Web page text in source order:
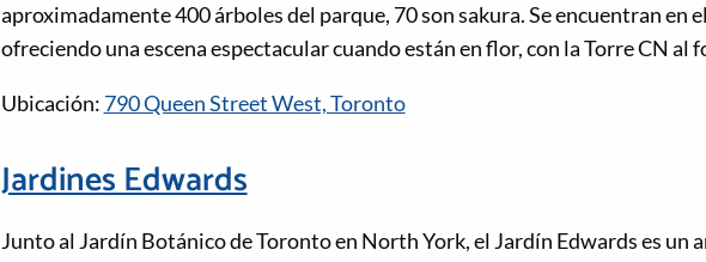
aproximadamente 400 árboles del parque, 70 son sakura. Se encuentran en
ofreciendo una escena espectacular cuando están en flor, con la Torre CN al
Ubicación: 790 Queen Street West, Toronto
Jardines Edwards
Junto al Jardín Botánico de Toronto en North York, el Jardín Edwards es un